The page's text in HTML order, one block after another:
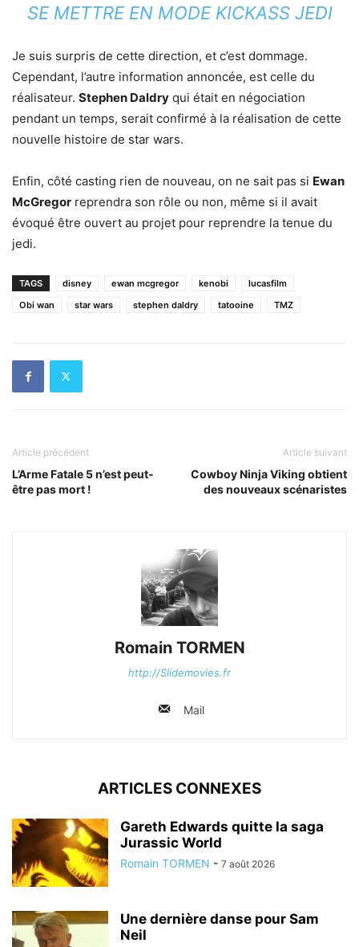
SE METTRE EN MODE KICKASS JEDI
Je suis surpris de cette direction, et c’est dommage.
Cependant, l’autre information annoncée, est celle du
réalisateur. Stephen Daldry qui était en négociation
pendant un temps, serait confirmé à la réalisation de cette
nouvelle histoire de star wars.
Enfin, côté casting rien de nouveau, on ne sait pas si Ewan
McGregor reprendra son rôle ou non, même si il avait
évoqué être ouvert au projet pour reprendre la tenue du
jedi.
TAGS disney ewan mcgregor kenobi
lucasfilm
Obi wan
star wars stephen daldry tatooine TMZ
Article précédent
L’Arme Fatale 5 n’est peut-
être pas mort !
Article suivant
Cowboy Ninja Viking obtient
des nouveaux scénaristes
Romain TORMEN
http://Slidemovies.fr
Mail
ARTICLES CONNEXES
Gareth Edwards quitte la saga
Jurassic World
Romain TORMEN - 7 août 2026
Une dernière danse pour Sam
Neil